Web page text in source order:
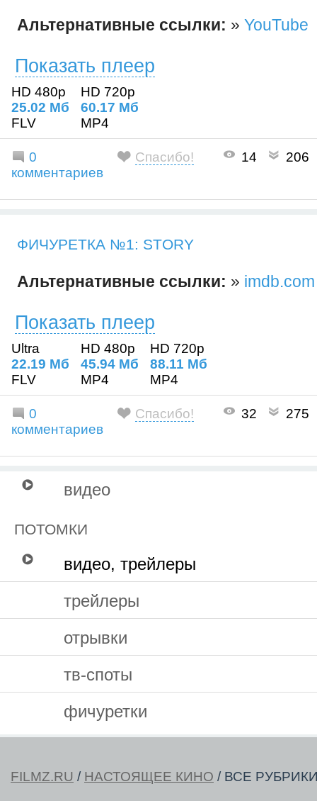
Альтернативные ссылки: » YouTube
Показать плеер
HD 480p
25.02 Mб
FLV
HD 720p
60.17 Mб
MP4
0
комментариев
Спасибо! 14 206
ФИЧУРЕТКА №1: STORY
Альтернативные ссылки: » imdb.com
Показать плеер
Ultra
22.19 Mб
FLV
HD 480p
45.94 Mб
MP4
HD 720p
88.11 Mб
MP4
0
комментариев
Спасибо! 32 275
видео
ПОТОМКИ
видео, трейлеры
трейлеры
отрывки
тв-споты
фичуретки
FILMZ.RU / НАСТОЯЩЕЕ КИНО / ВСЕ